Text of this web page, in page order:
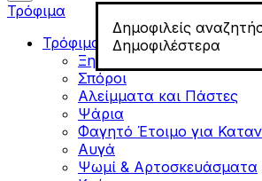
Δημοφιλείς
Δημοφιλέστερα
Τρόφιμα
Τρόφιμα για Fitness
Ξηροί Καρποί
Σπόροι
Αλείμματα και Πάστες
Ψάρια
Φαγητό Έτοιμο για
Αυγά
Ψωμί & Αρτοσκευάσματα